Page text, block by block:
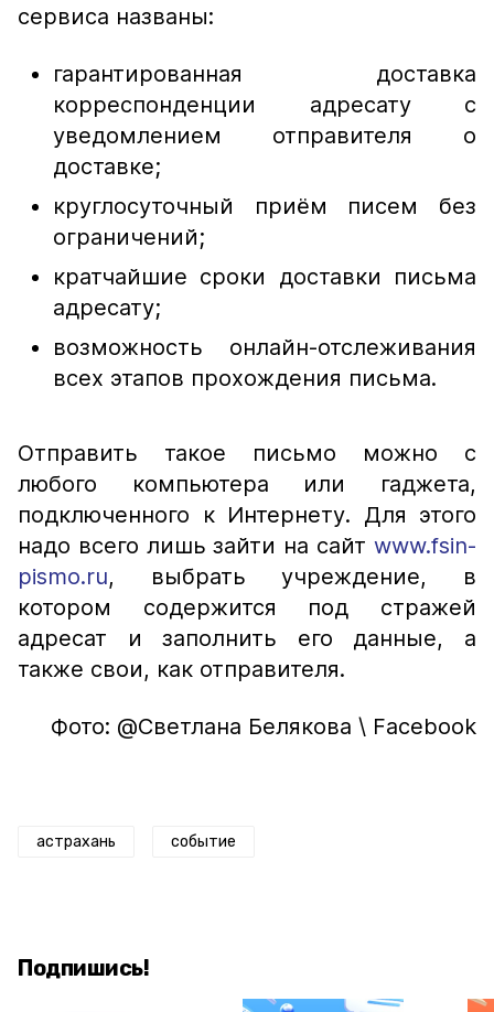
сервиса названы:
гарантированная доставка
корреспонденции адресату с
уведомлением отправителя о
доставке;
круглосуточный приём писем без
ограничений;
кратчайшие сроки доставки письма
адресату;
возможность онлайн-отслеживания
всех этапов прохождения письма.
Отправить такое письмо можно с
любого компьютера или гаджета,
подключенного к Интернету. Для этого
надо всего лишь зайти на сайт www.fsin-
pismo.ru, выбрать учреждение, в
котором содержится под стражей
адресат и заполнить его данные, а
также свои, как отправителя.
Фото: @Светлана Белякова \ Facebook
астрахань событие
Подпишись!